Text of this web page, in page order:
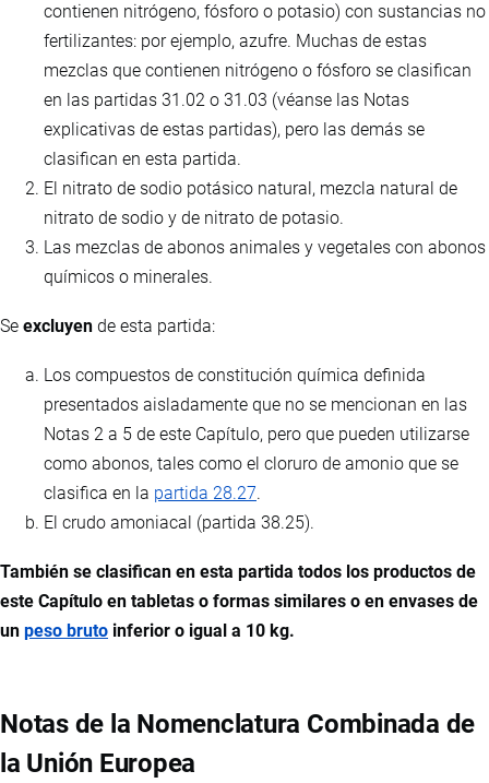
contienen nitrógeno, fósforo o potasio) con sustancias no
fertilizantes: por ejemplo, azufre. Muchas de estas
mezclas que contienen nitrógeno o fósforo se clasifican
en las partidas 31.02 o 31.03 (véanse las Notas
explicativas de estas partidas), pero las demás se
clasifican en esta partida.
El nitrato de sodio potásico natural, mezcla natural de
nitrato de sodio y de nitrato de potasio.
Las mezclas de abonos animales y vegetales con abonos
químicos o minerales.
Se excluyen de esta partida:
Los compuestos de constitución química definida
presentados aisladamente que no se mencionan en las
Notas 2 a 5 de este Capítulo, pero que pueden utilizarse
como abonos, tales como el cloruro de amonio que se
clasifica en la partida 28.27.
El crudo amoniacal (partida 38.25).
También se clasifican en esta partida todos los productos de
este Capítulo en tabletas o formas similares o en envases de
un peso bruto inferior o igual a 10 kg.
Notas de la Nomenclatura Combinada de
la Unión Europea